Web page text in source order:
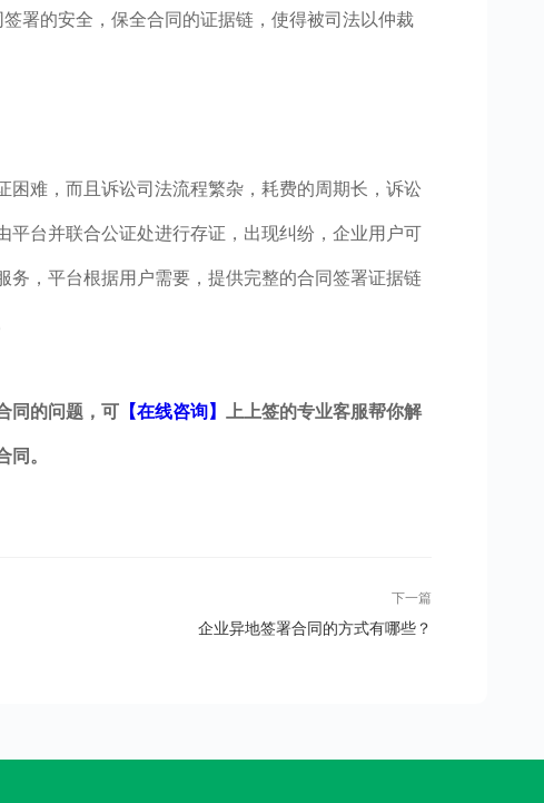
署的安全，保全合同的证据链，使得被司法以仲裁
困难，而且诉讼司法流程繁杂，耗费的周期长，诉讼
平台并联合公证处进行存证，出现纠纷，企业用户可
务，平台根据用户需要，提供完整的合同签署证据链
同的问题，可 【在线咨询】 上上签的专业客服帮你解
同。
下一篇
企业异地签署合同的方式有哪些？